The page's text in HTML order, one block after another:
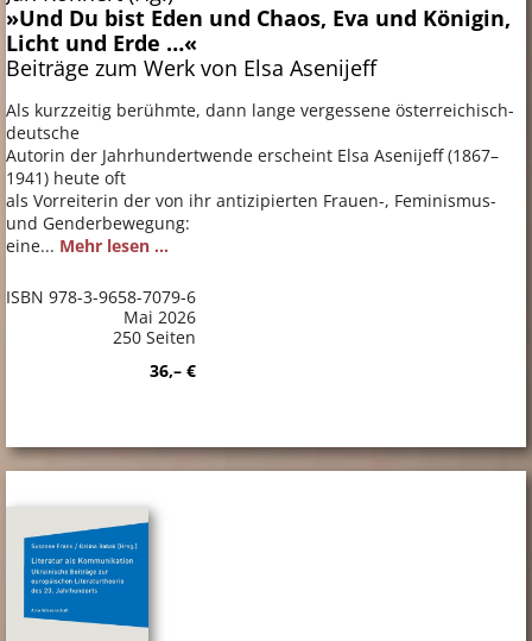
»Und Du bist Eden und Chaos, Eva und Königin,
Licht und Erde …«
Beiträge zum Werk von Elsa Asenijeff
Als kurzzeitig berühmte, dann lange vergessene österreichisch-
deutsche
Autorin der Jahrhundertwende erscheint Elsa Asenijeff (1867–
1941) heute oft
als Vorreiterin der von ihr antizipierten Frauen-, Feminismus-
und Genderbewegung:
eine... Mehr lesen ...
ISBN 978-3-9658-7079-6
Mai 2026
250 Seiten
36,– €